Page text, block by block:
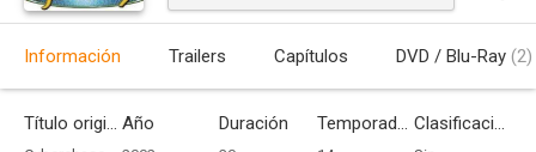
Información Trailers Capítulos DVD / Blu-Ray (2)
Título original Año Duración Temporadas Clasificación por edades